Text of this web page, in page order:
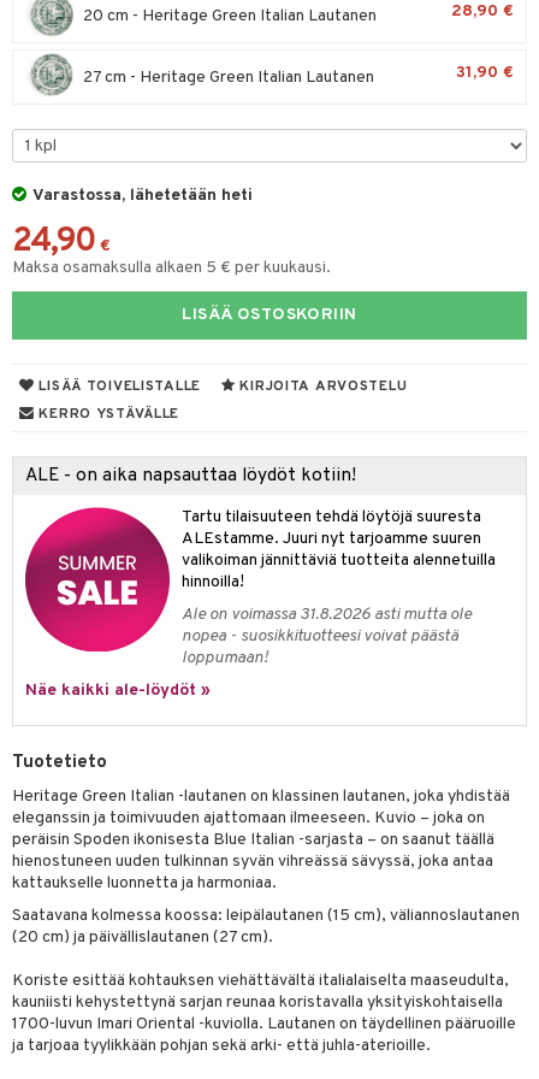
20 cm - Heritage Green Italian Lautanen 28,90 €
27 cm - Heritage Green Italian Lautanen 31,90 €
Varastossa, lähetetään heti
24,90 €
Maksa osamaksulla alkaen 5 € per kuukausi.
LISÄÄ OSTOSKORIIN
LISÄÄ TOIVELISTALLE
KIRJOITA ARVOSTELU
KERRO YSTÄVÄLLE
ALE - on aika napsauttaa löydöt kotiin!
Tartu tilaisuuteen tehdä löytöjä suuresta
ALEstamme. Juuri nyt tarjoamme suuren
valikoiman jännittäviä tuotteita alennetuilla
hinnoilla!
Ale on voimassa 31.8.2026 asti mutta ole
nopea - suosikkituotteesi voivat päästä
loppumaan!
Näe kaikki ale-löydöt »
Tuotetieto
Heritage Green Italian -lautanen on klassinen lautanen, joka yhdistää
eleganssin ja toimivuuden ajattomaan ilmeeseen. Kuvio – joka on
peräisin Spoden ikonisesta Blue Italian -sarjasta – on saanut täällä
hienostuneen uuden tulkinnan syvän vihreässä sävyssä, joka antaa
kattaukselle luonnetta ja harmoniaa.
Saatavana kolmessa koossa: leipälautanen (15 cm), väliannoslautanen
(20 cm) ja päivällislautanen (27 cm).
Koriste esittää kohtauksen viehättävältä italialaiselta maaseudulta,
kauniisti kehystettynä sarjan reunaa koristavalla yksityiskohtaisella
1700-luvun Imari Oriental -kuviolla. Lautanen on täydellinen pääruoille
ja tarjoaa tyylikkään pohjan sekä arki- että juhla-aterioille.
Siivous
Leivontavuoat
& Vihannesveitset
sisustus
tarvikkeita
tekstiilit
koristelu
säilytys
tekstiilit
Saalit
& Tyynyliinat
& Peitot
& Koukut
& Korit
& Veistokset
& Lyhdyt
& Korit
tekstiilit
tekstiilit
tekstiilit
& Tyynyliinat
& Peitot
hyönteissuoja
& Lyhdyt
& vastauksia